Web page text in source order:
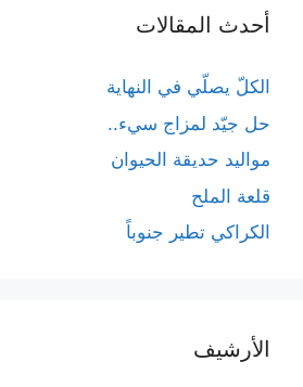
أحدث المقالات
الكلّ يصلّي في النهاية
حل جيّد لمزاج سيء..
مواليد حديقة الحيوان
قلعة الملح
الكراكي تطير جنوباً
الأرشيف